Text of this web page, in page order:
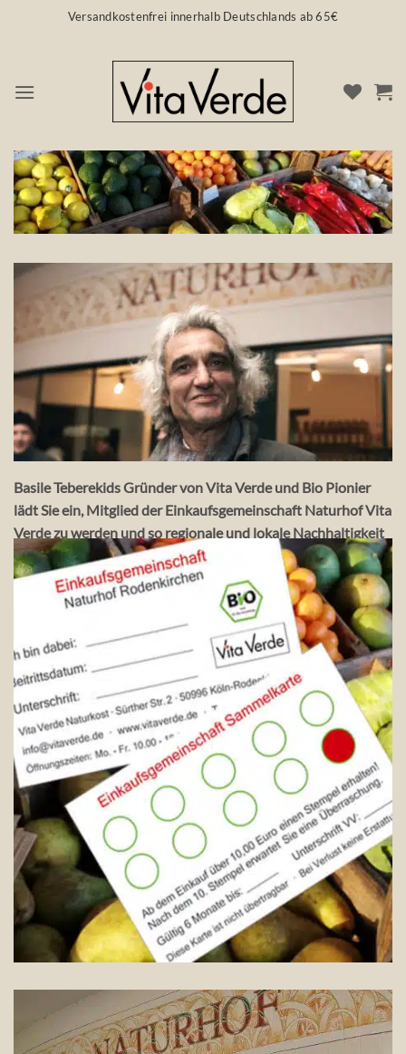
Versandkostenfrei innerhalb Deutschlands ab 65€
EINKAUFSGEMEINSCHAFT ✓ NATURHOF
Basile Teberekids Gründer von Vita Verde und Bio Pionier
lädt Sie ein, Mitglied der Einkaufsgemeinschaft Naturhof Vita
Verde zu werden und so regionale und lokale Nachhaltigkeit
zu unterstützen.